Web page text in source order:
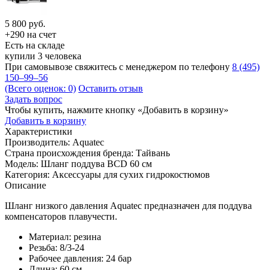
5 800 руб.
+290 на счет
Есть на складе
купили 3 человека
При самовывозе свяжитесь с менеджером по телефону 8 (495)
150–99–56
(Всего оценок: 0) Оставить отзыв
Задать вопрос
Чтобы купить, нажмите кнопку «Добавить в корзину»
Добавить в корзину
Характеристики
Производитель: Aquatec
Страна происхождения бренда: Тайвань
Модель: Шланг поддува BCD 60 см
Категория: Аксессуары для сухих гидрокостюмов
Описание
Шланг низкого давления Aquatec предназначен для поддува
компенсаторов плавучести.
Материал: резина
Резьба: 8/3-24
Рабочее давления: 24 бар